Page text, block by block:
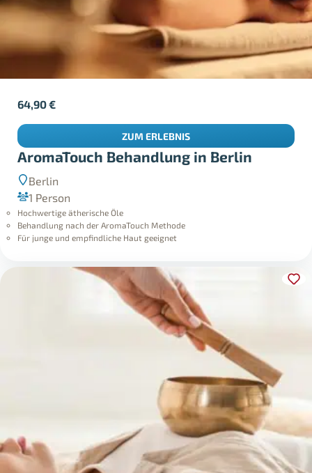
AromaTouch Behandlung in Berlin
Berlin
1 Person
Hochwertige ätherische Öle
Behandlung nach der AromaTouch Methode
Für junge und empfindliche Haut geeignet
64,90€
ZUM ERLEBNIS